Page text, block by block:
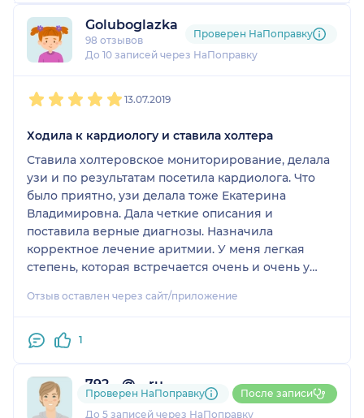
Goluboglazka
98 отзывов
До 10 записей через НаПоправку
Проверен НаПоправку
13.07.2019
Ходила к кардиологу и ставила холтера
Ставила холтеровское мониторирование, делала
узи и по результатам посетила кардиолога. Что
было приятно, узи делала тоже Екатерина
Владимировна. Дала четкие описания и
поставила верные диагнозы. Назначила
корректное лечение аритмии. У меня легкая
степень, которая встречается очень и очень у
Теперь я забыла об этом недуге. Спасибо врачу.
Отзыв оставлен через сайт/приложение
1
792....@....ru
1 оценка
До 5 записей через НаПоправку
Проверен НаПоправку После записи